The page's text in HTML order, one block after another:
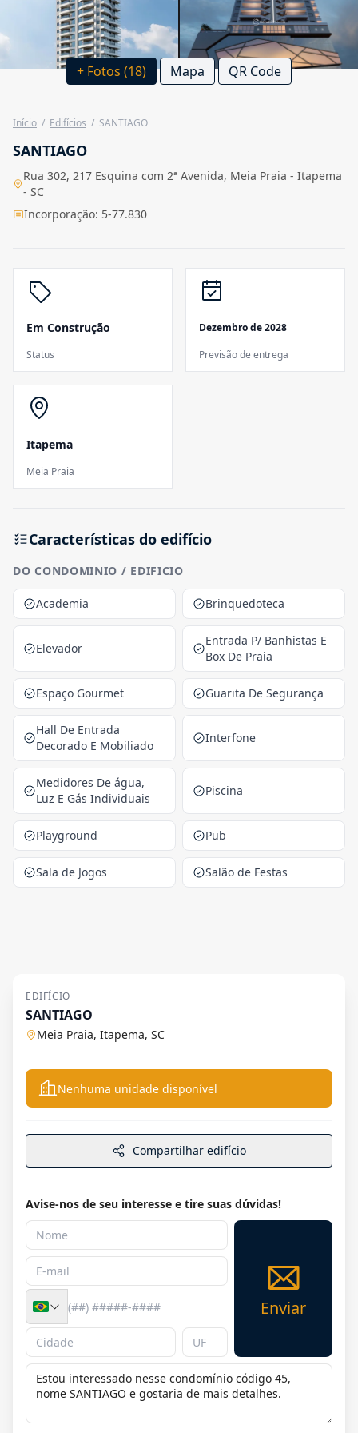
+ Fotos (18) Mapa QR Code
Início / Edifícios / SANTIAGO
SANTIAGO
Rua 302, 217 Esquina com 2ª Avenida, Meia Praia - Itapema
- SC
Incorporação: 5-77.830
Em Construção
Status
Dezembro de 2028
Previsão de entrega
Itapema
Meia Praia
Características do edifício
DO CONDOMINIO / EDIFICIO
Academia Brinquedoteca
Elevador
Entrada P/ Banhistas E
Box De Praia
Espaço Gourmet Guarita De Segurança
Hall De Entrada
Decorado E Mobiliado
Interfone
Medidores De água,
Luz E Gás Individuais
Piscina
Playground Pub
Sala de Jogos Salão de Festas
EDIFÍCIO
SANTIAGO
Meia Praia, Itapema, SC
Nenhuma unidade disponível
Compartilhar edifício
Avise-nos de seu interesse e tire suas dúvidas!
Enviar